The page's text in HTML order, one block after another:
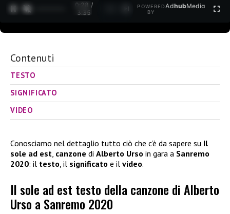
0:29 /
3:35
POWERED
BY
AdhubMedia
Contenuti
TESTO
SIGNIFICATO
VIDEO
Conosciamo nel dettaglio tutto ciò che c’è da sapere su Il
sole ad est, canzone di Alberto Urso in gara a Sanremo
2020: il testo, il significato e il video.
Il sole ad est testo della canzone di Alberto
Urso a Sanremo 2020